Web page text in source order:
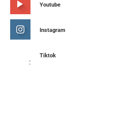
Youtube
Instagram
Tiktok